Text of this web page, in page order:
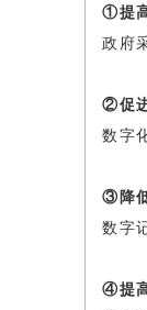
①提
政府
②促
数字
③ 降
数字
④提